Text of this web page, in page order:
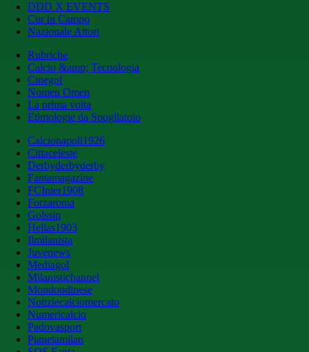
DDD X EVENTS
Cur in Campo
Nazionale Attori
Rubriche
Calcio &amp; Tecnologia
Cinegol
Nomen Omen
La prima volta
Etimologie da Spogliatoio
Calcionapoli1926
Cittaceleste
Derbyderbyderby
Fantamagazine
FCInter1908
Forzaroma
Golssip
Hellas1903
Ilmilanista
Juvenews
Mediagol
Milanistichannel
Mondoudinese
Notiziecalciomercato
Numericalcio
Padovasport
Pianetamilan